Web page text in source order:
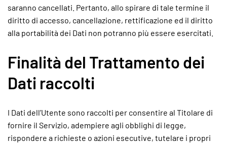
saranno cancellati. Pertanto, allo spirare di tale termine il
diritto di accesso, cancellazione, rettificazione ed il diritto
alla portabilità dei Dati non potranno più essere esercitati.
Finalità del Trattamento dei
Dati raccolti
I Dati dell’Utente sono raccolti per consentire al Titolare di
fornire il Servizio, adempiere agli obblighi di legge,
rispondere a richieste o azioni esecutive, tutelare i propri